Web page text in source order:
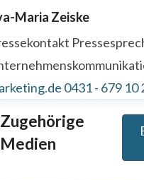
Maria Zeiske
0431 - 679 10
Zugehörige
Medien